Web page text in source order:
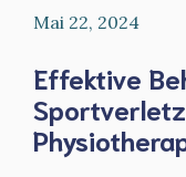
Mai 22, 2024
Effektive